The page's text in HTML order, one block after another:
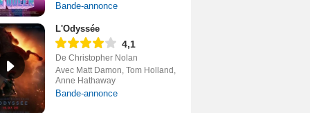
Bande-annonce
L'Odyssée
4,1
De Christopher Nolan
Avec Matt Damon, Tom Holland,
Anne Hathaway
Bande-annonce